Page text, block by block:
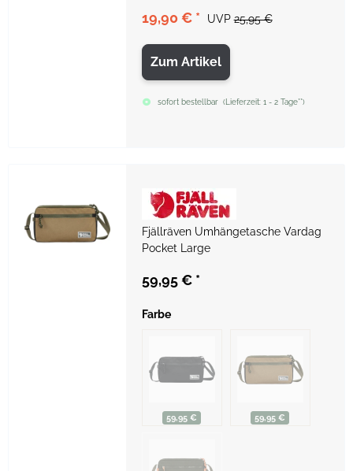
19,90 € * UVP 25,95 €
Zum Artikel
sofort bestellbar (Lieferzeit:1 - 2 Tage**)
Fjällräven Umhängetasche Vardag
Pocket Large
59,95 € *
Farbe
59,95 € 59,95 €